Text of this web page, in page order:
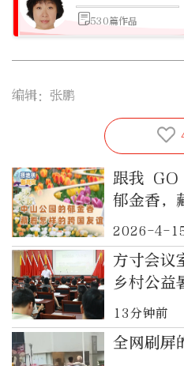
530篇作品
编辑：张鹏
跟我
郁金香，
（留言有
2026-4-
方寸会议
乡村公
子的夏天？
13分钟前
全网刷屏